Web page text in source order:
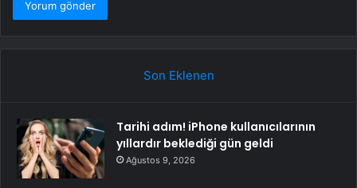
Son Eklenen
Tarihi adım! iPhone kullanıcılarının
yıllardır beklediği gün geldi
Ağustos 9, 2026